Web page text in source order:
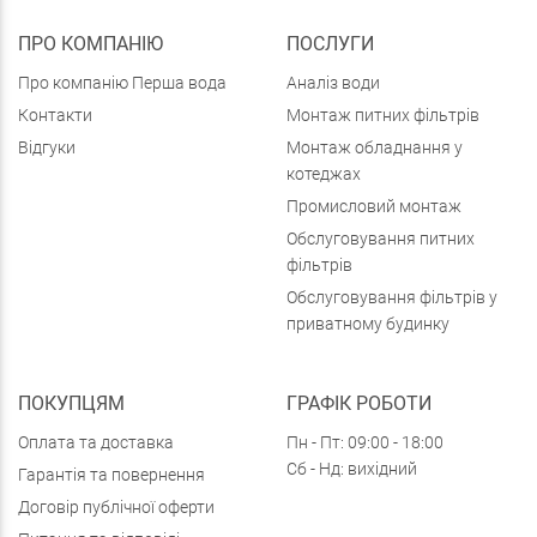
ПРО КОМПАНІЮ
Про компанію Перша вода
Контакти
Відгуки
ПОСЛУГИ
Аналіз води
Монтаж питних фільтрів
Монтаж обладнання у
котеджах
Промисловий монтаж
Обслуговування питних
фільтрів
Обслуговування фільтрів у
приватному будинку
ПОКУПЦЯМ
Оплата та доставка
Гарантія та повернення
Договір публічної оферти
ГРАФІК РОБОТИ
Пн - Пт: 09:00 - 18:00
Сб - Нд: вихідний